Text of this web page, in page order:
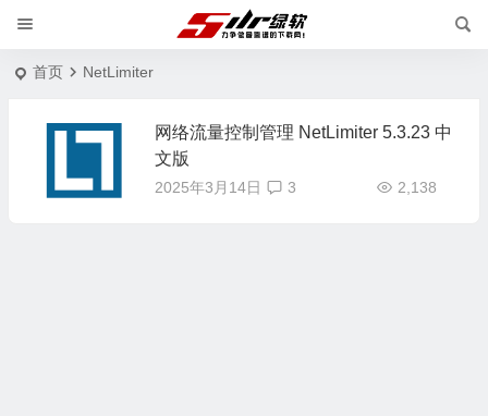
首页 NetLimiter
网络流量控制管理 NetLimiter 5.3.23 中
文版
2025年3月14日 2,138
3